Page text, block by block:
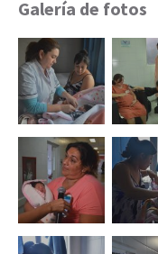
Galería de fotos